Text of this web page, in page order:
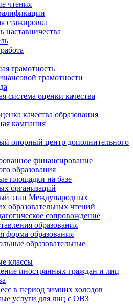
чтения
стажировка
наставничества
грамотность
грамотности
система оценки качества
качества образования
кампания
опорный центр дополнительного
финансирование
образования
площадки на базе
организаций
этап Международных
образовательных чтений
сопровождение
образования
форма образования
образовательные
классы
иностранных граждан и лиц
в период зимних холодов
услуги для лиц с ОВЗ